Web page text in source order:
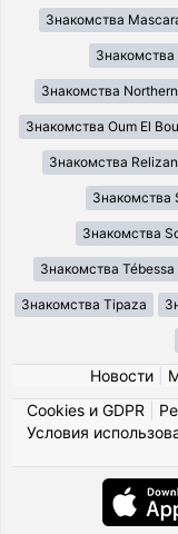
Знакомства
Знакомства Northern
Знакомства Oum El
Знакомства
Знакомства
Знакомства
Знакомства Tébessa
Знакомства Tipaza
Новости|
Cookies и GDPR
Условия